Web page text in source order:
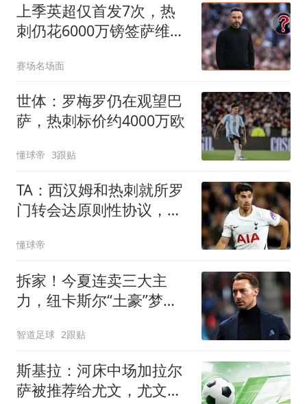
上季英超仅首发7次，热
刺仍花6000万镑签萨维尼
赛场名场面
世体：罗梅罗仍在观望巴
萨，热刺标价约4000万欧
懂球帝 3跟贴
TA：西汉姆和热刺就所罗
门转会达原则性协议，热
懂球帝
拆家！今夏连卖三大主
力，纽卡斯尔“土豪”梦碎
智道足球 2跟贴
斯基拉：河床中场加拉尔
萨被推荐给尤文，尤文正